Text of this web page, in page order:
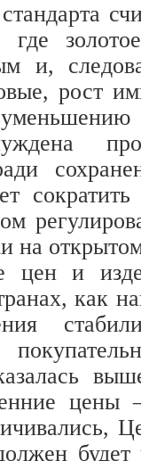
и,
рост
на
цен и
как
будет